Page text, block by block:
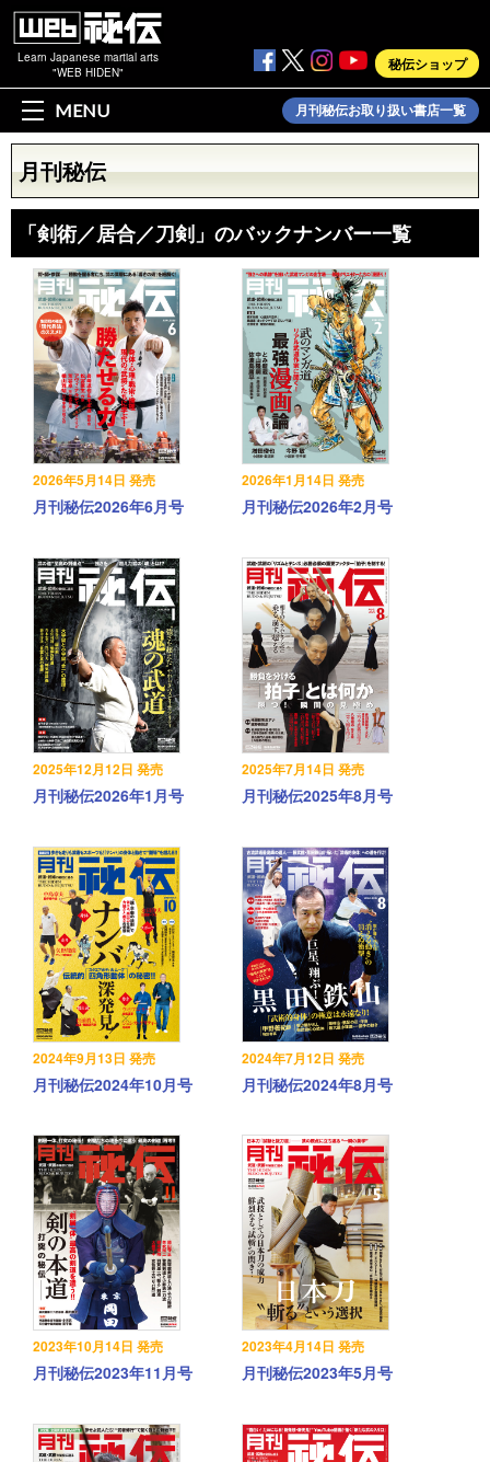
Learn Japanese martial arts
"WEB HIDEN"
秘伝ショップ
MENU 月刊秘伝お取り扱い書店一覧
月刊秘伝
「剣術／居合／刀剣」のバックナンバー一覧
2026年5月14日 発売
月刊秘伝2026年6月号
2026年1月14日 発売
月刊秘伝2026年2月号
2025年12月12日 発売
月刊秘伝2026年1月号
2025年7月14日 発売
月刊秘伝2025年8月号
2024年9月13日 発売
月刊秘伝2024年10月号
2024年7月12日 発売
月刊秘伝2024年8月号
2023年10月14日 発売
月刊秘伝2023年11月号
2023年4月14日 発売
月刊秘伝2023年5月号